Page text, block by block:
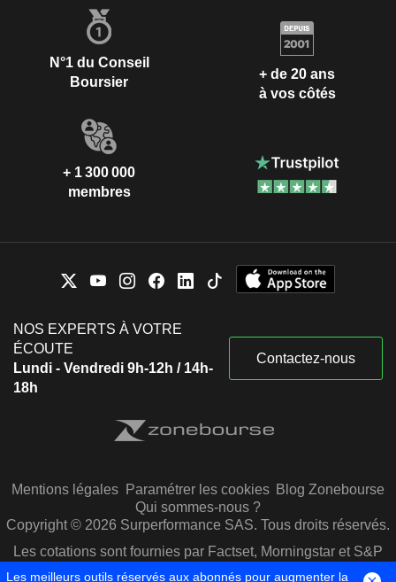
N°1 du Conseil
Boursier
+ de 20 ans
à vos côtés
+ 1 300 000
membres
NOS EXPERTS À VOTRE
ÉCOUTE
Lundi - Vendredi 9h-12h / 14h-
18h
Contactez-nous
Mentions légales Paramétrer les cookies Blog Zonebourse
Qui sommes-nous ?
Copyright © 2026 Surperformance SAS. Tous droits réservés.
Les cotations sont fournies par Factset, Morningstar et S&P
Capital IQ
Les meilleurs outils réservés aux abonnés pour augmenter la